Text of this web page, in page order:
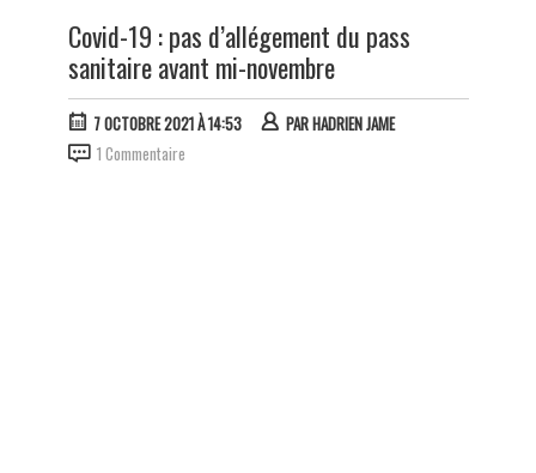
Covid-19 : pas d’allégement du pass
sanitaire avant mi-novembre
7 OCTOBRE 2021 À 14:53 PARHADRIEN JAME
1 Commentaire